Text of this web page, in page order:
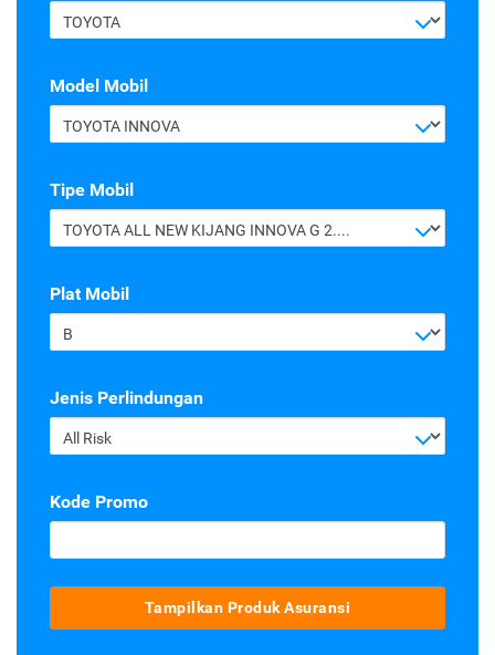
TOYOTA
Model Mobil
TOYOTA INNOVA
Tipe Mobil
TOYOTA ALL NEW KIJANG INNOVA G 2.4 A/T DIESEL
Plat Mobil
B
Jenis Perlindungan
All Risk
Kode Promo
Tampilkan Produk Asuransi